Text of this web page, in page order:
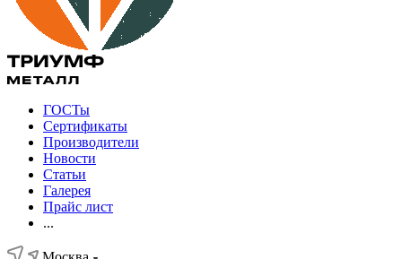
ГОСТы
Сертификаты
Производители
Новости
Статьи
Галерея
Прайс лист
...